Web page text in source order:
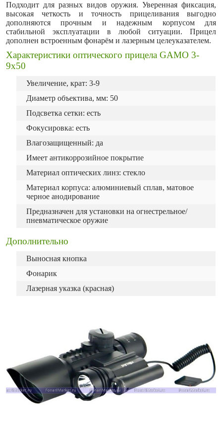
Подходит для разных видов оружия. Уверенная фиксация,
высокая четкость и точность прицеливания выгодно
дополняются прочным и надежным корпусом для
стабильной эксплуатации в любой ситуации. Прицел
дополнен встроенным фонарём и лазерным целеуказателем.
Характеристики оптического прицела GAMO 3-
9x50
Увеличение, крат: 3-9
Диаметр объектива, мм: 50
Подсветка сетки: есть
Фокусировка: есть
Влагозащищенный: да
Имеет антикоррозийное покрытие
Материал оптических линз: стекло
Материал корпуса: алюминиевый сплав, матовое
черное анодирование
Предназначен для установки на огнестрельное/
пневматическое оружие
Дополнительно
Выносная кнопка
Фонарик
Лазерная указка (красная)